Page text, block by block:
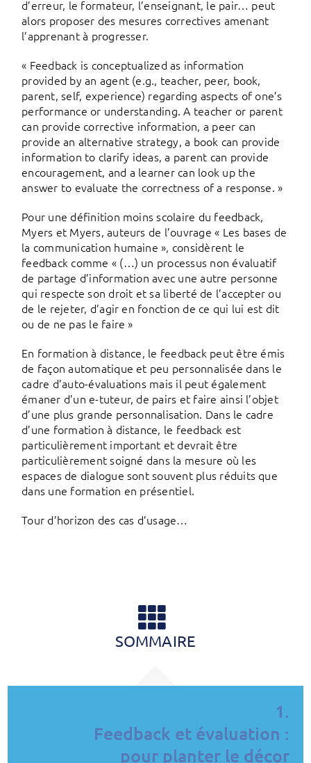
d’erreur, le formateur, l’enseignant, le pair… peut
alors proposer des mesures correctives amenant
l’apprenant à progresser.
« Feedback is conceptualized as information
provided by an agent (e.g., teacher, peer, book,
parent, self, experience) regarding aspects of one’s
performance or understanding. A teacher or parent
can provide corrective information, a peer can
provide an alternative strategy, a book can provide
information to clarify ideas, a parent can provide
encouragement, and a learner can look up the
answer to evaluate the correctness of a response. »
Pour une définition moins scolaire du feedback,
Myers et Myers, auteurs de l’ouvrage « Les bases de
la communication humaine », considèrent le
feedback comme « (…) un processus non évaluatif
de partage d’information avec une autre personne
qui respecte son droit et sa liberté de l’accepter ou
de le rejeter, d’agir en fonction de ce qui lui est dit
ou de ne pas le faire »
En formation à distance, le feedback peut être émis
de façon automatique et peu personnalisée dans le
cadre d’auto-évaluations mais il peut également
émaner d’un e-tuteur, de pairs et faire ainsi l’objet
d’une plus grande personnalisation. Dans le cadre
d’une formation à distance, le feedback est
particulièrement important et devrait être
particulièrement soigné dans la mesure où les
espaces de dialogue sont souvent plus réduits que
dans une formation en présentiel.
Tour d’horizon des cas d’usage…
SOMMAIRE
1.
Feedback et évaluation :
pour planter le décor